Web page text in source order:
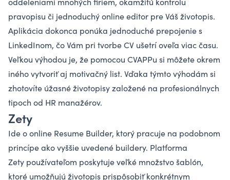
pravopisu či jednoduchý online editor pre Váš životopis.
Aplikácia dokonca ponúka jednoduché prepojenie s
LinkedInom, čo Vám pri tvorbe CV ušetrí oveľa viac času.
Veľkou výhodou je, že pomocou CVAPPu si môžete okrem
iného vytvoriť aj motivačný list. Vďaka týmto výhodám si
zhotovíte úžasné životopisy založené na profesionálnych
tipoch od HR manažérov.
Zety
Ide o online Resume Builder, ktorý pracuje na podobnom
princípe ako vyššie uvedené buildery. Platforma
Zety používateľom poskytuje veľké množstvo šablón,
ktoré umožňujú životopis prispôsobiť konkrétnym